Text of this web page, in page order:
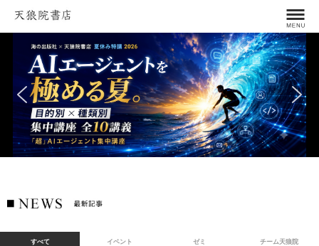
すべて イベント ゼミ チーム天狼院